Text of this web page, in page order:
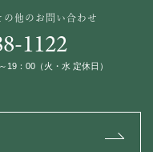
の他のお問い合わせ
-1122
19：00（火・水 定休日）